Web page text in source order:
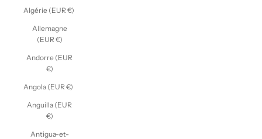
Algérie (EUR €)
Allemagne
(EUR €)
Andorre (EUR
€)
Angola (EUR €)
Anguilla (EUR
€)
Antigua-et-